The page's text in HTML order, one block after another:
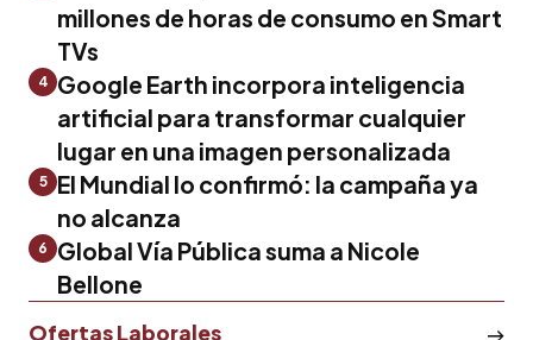
millones de horas de consumo en Smart
TVs
4 Google Earth incorpora inteligencia
artificial para transformar cualquier
lugar en una imagen personalizada
5
El Mundial lo confirmó: la campaña ya
no alcanza
6
Global Vía Pública suma a Nicole
Bellone
Ofertas Laborales